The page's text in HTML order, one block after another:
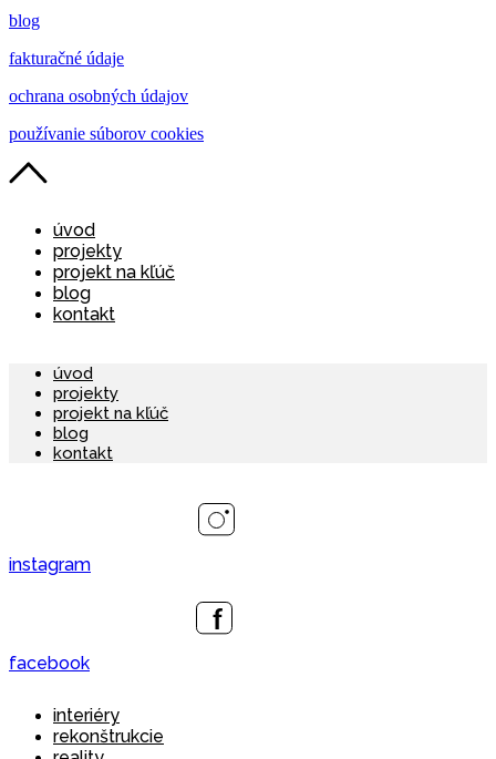
blog
fakturačné údaje
ochrana osobných údajov
používanie súborov cookies
úvod
projekty
projekt na kľúč
blog
kontakt
úvod
projekty
projekt na kľúč
blog
kontakt
instagram
facebook
interiéry
rekonštrukcie